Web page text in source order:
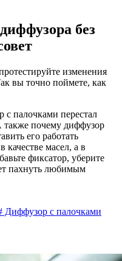
без
изменения
вы точно поймете, как
с палочками перестал
также почему диффузор
его работать
качестве масел, а в
фиксатор, уберите
пахнуть любимым
Диффузор с палочками